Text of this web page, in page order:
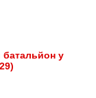
батальйон у